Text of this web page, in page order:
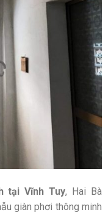
tại Vĩnh Tuy, Hai Bà
giàn phơi thông minh